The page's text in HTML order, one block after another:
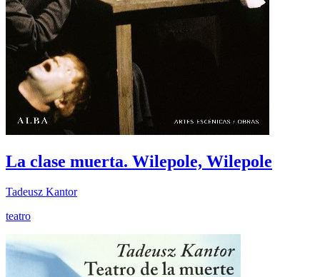
La clase muerta. Wilepole, Wilepole
Tadeusz Kantor
teatro